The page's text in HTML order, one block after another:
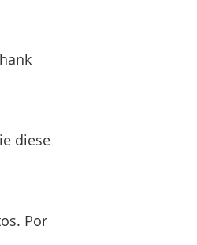
diese
Por